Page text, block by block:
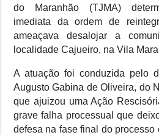
do Maranhão (TJMA)
imediata da ordem de
ameaçava desalojar a
localidade Cajueiro, na Vila
A atuação foi conduzida pelo
Augusto Gabina de Oliveira, do
que ajuizou uma Ação
grave falha processual que
defesa na fase final do processo